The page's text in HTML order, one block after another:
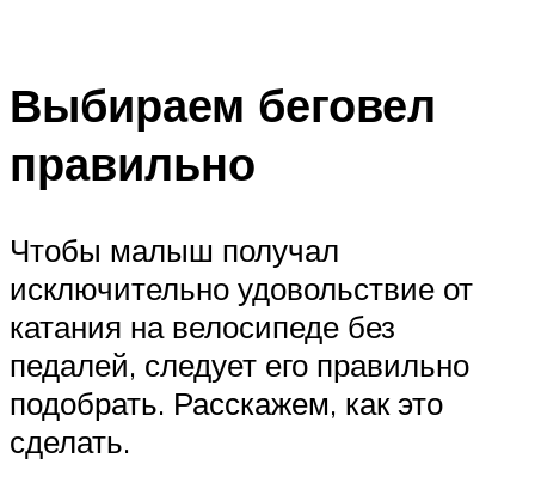
Выбираем беговел
правильно
Чтобы малыш получал
исключительно удовольствие от
катания на велосипеде без
педалей, следует его правильно
подобрать. Расскажем, как это
сделать.